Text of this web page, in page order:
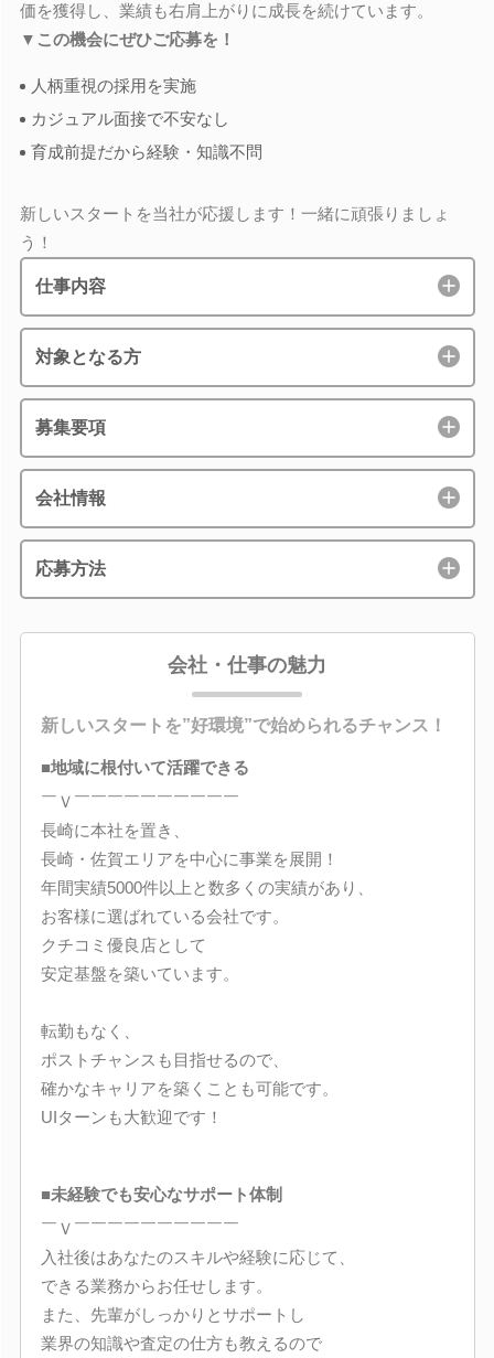
価を獲得し、業績も右肩上がりに成長を続けています。
▼この機会にぜひご応募を！
人柄重視の採用を実施
カジュアル面接で不安なし
育成前提だから経験・知識不問
新しいスタートを当社が応援します！一緒に頑張りましょ
う！
仕事内容
対象となる方
募集要項
会社情報
応募方法
会社・仕事の魅力
新しいスタートを”好環境”で始められるチャンス！
■地域に根付いて活躍できる
￣Ｖ￣￣￣￣￣￣￣￣￣￣
長崎に本社を置き、
長崎・佐賀エリアを中心に事業を展開！
年間実績5000件以上と数多くの実績があり、
お客様に選ばれている会社です。
クチコミ優良店として
安定基盤を築いています。
転勤もなく、
ポストチャンスも目指せるので、
確かなキャリアを築くことも可能です。
UIターンも大歓迎です！
■未経験でも安心なサポート体制
￣Ｖ￣￣￣￣￣￣￣￣￣￣
入社後はあなたのスキルや経験に応じて、
できる業務からお任せします。
また、先輩がしっかりとサポートし
業界の知識や査定の仕方も教えるので